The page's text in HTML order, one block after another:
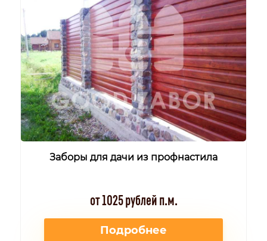
Заборы для дачи из профнастила
от 1025 рублей п.м.
Подробнее